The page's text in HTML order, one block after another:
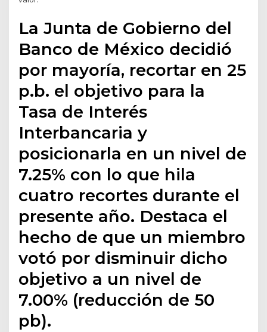
La Junta de Gobierno del
Banco de México decidió
por mayoría, recortar en 25
p.b. el objetivo para la
Tasa de Interés
Interbancaria y
posicionarla en un nivel de
7.25% con lo que hila
cuatro recortes durante el
presente año. Destaca el
hecho de que un miembro
votó por disminuir dicho
objetivo a un nivel de
7.00% (reducción de 50
pb).